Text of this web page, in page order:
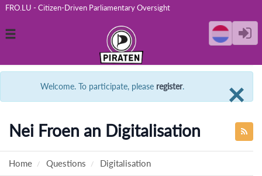
FRO.LU - Citizen-Driven Parliamentary Oversight
Toggle
×
Welcome. To participate, please register.
Nei Froen an Digitalisation
Home Questions Digitalisation